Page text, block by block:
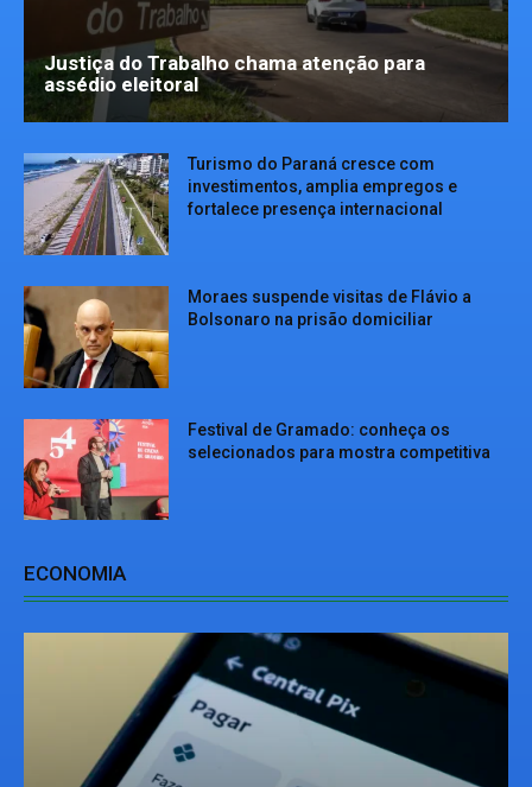
Justiça do Trabalho chama atenção para
assédio eleitoral
Turismo do Paraná cresce com
investimentos, amplia empregos e
fortalece presença internacional
Moraes suspende visitas de Flávio a
Bolsonaro na prisão domiciliar
Festival de Gramado: conheça os
selecionados para mostra competitiva
ECONOMIA